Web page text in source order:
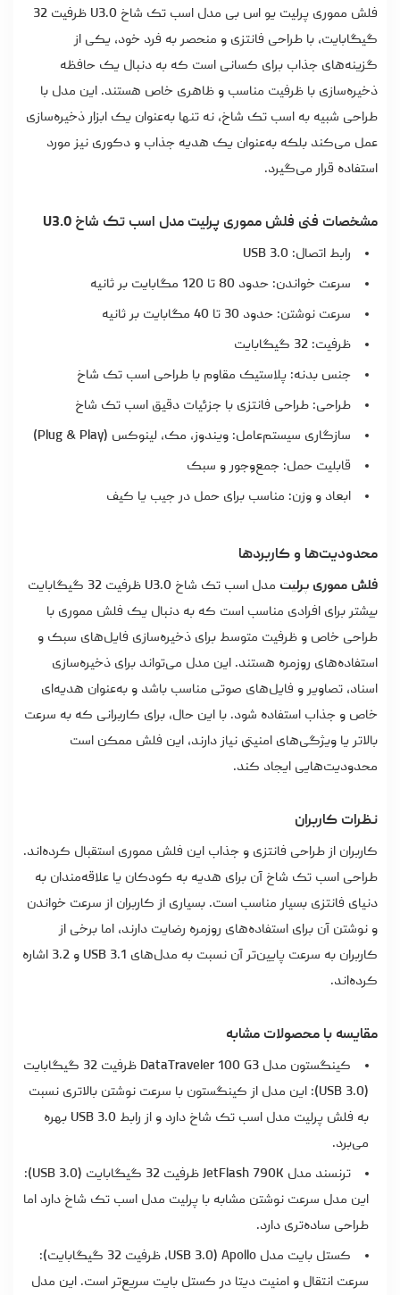
فلش مموری پرلیت یو اس بی مدل اسب تک شاخ U3.0 ظرفیت 32
گیگابایت، با طراحی فانتزی و منحصر به فرد خود، یکی از
گزینه‌های جذاب برای کسانی است که به دنبال یک حافظه
ذخیره‌سازی با ظرفیت مناسب و ظاهری خاص هستند. این مدل با
طراحی شبیه به اسب تک شاخ، نه تنها به‌عنوان یک ابزار ذخیره‌سازی
عمل می‌کند بلکه به‌عنوان یک هدیه جذاب و دکوری نیز مورد
استفاده قرار می‌گیرد.
مشخصات فنی فلش مموری پرلیت مدل اسب تک شاخ U3.0
رابط اتصال: USB 3.0
سرعت خواندن: حدود 80 تا 120 مگابایت بر ثانیه
سرعت نوشتن: حدود 30 تا 40 مگابایت بر ثانیه
ظرفیت: 32 گیگابایت
جنس بدنه: پلاستیک مقاوم با طراحی اسب تک شاخ
طراحی: طراحی فانتزی با جزئیات دقیق اسب تک شاخ
سازگاری سیستم‌عامل: ویندوز، مک، لینوکس (Plug & Play)
قابلیت حمل: جمع‌وجور و سبک
ابعاد و وزن: مناسب برای حمل در جیب یا کیف
محدودیت‌ها و کاربردها
فلش مموری پرلیت
مدل اسب تک شاخ U3.0 ظرفیت 32 گیگابایت
بیشتر برای افرادی مناسب است که به دنبال یک فلش مموری با
طراحی خاص و ظرفیت متوسط برای ذخیره‌سازی فایل‌های سبک و
استفاده‌های روزمره هستند. این مدل می‌تواند برای ذخیره‌سازی
اسناد، تصاویر و فایل‌های صوتی مناسب باشد و به‌عنوان هدیه‌ای
خاص و جذاب استفاده شود. با این حال، برای کاربرانی که به سرعت
بالاتر یا ویژگی‌های امنیتی نیاز دارند، این فلش ممکن است
محدودیت‌هایی ایجاد کند.
نظرات کاربران
کاربران از طراحی فانتزی و جذاب این فلش مموری استقبال کرده‌اند.
طراحی اسب تک شاخ آن برای هدیه به کودکان یا علاقه‌مندان به
دنیای فانتزی بسیار مناسب است. بسیاری از کاربران از سرعت خواندن
و نوشتن آن برای استفاده‌های روزمره رضایت دارند، اما برخی از
کاربران به سرعت پایین‌تر آن نسبت به مدل‌های USB 3.1 و 3.2 اشاره
کرده‌اند.
مقایسه با محصولات مشابه
کینگستون مدل DataTraveler 100 G3 ظرفیت 32 گیگابایت
(USB 3.0): این مدل از کینگستون با سرعت نوشتن بالاتری نسبت
به فلش پرلیت مدل اسب تک شاخ دارد و از رابط USB 3.0 بهره
می‌برد.
ترنسند مدل JetFlash 790K ظرفیت 32 گیگابایت (USB 3.0):
این مدل سرعت نوشتن مشابه با پرلیت مدل اسب تک شاخ دارد اما
طراحی ساده‌تری دارد.
کستل بایت مدل Apollo (USB 3.0، ظرفیت 32 گیگابایت):
سرعت انتقال و امنیت دیتا در کستل بایت سریع‌تر است. این مدل